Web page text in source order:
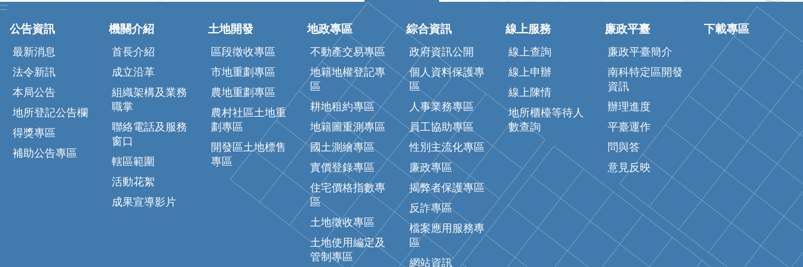
:::
公告資訊
最新消息
法令新訊
本局公告
地所登記公告欄
得獎專區
補助公告專區
機關介紹
首長介紹
成立沿革
組織架構及業務
職掌
聯絡電話及服務
窗口
轄區範圍
活動花絮
成果宣導影片
土地開發
區段徵收專區
市地重劃專區
農地重劃專區
農村社區土地重
劃專區
開發區土地標售
專區
地政專區
不動產交易專區
地籍地權登記專
區
耕地租約專區
地籍圖重測專區
國土測繪專區
實價登錄專區
住宅價格指數專
區
土地徵收專區
土地使用編定及
管制專區
綜合資訊
政府資訊公開
個人資料保護專
區
人事業務專區
員工協助專區
性別主流化專區
廉政專區
揭弊者保護專區
反詐專區
檔案應用服務專
區
網站資訊
線上服務
線上查詢
線上申辦
線上陳情
地所櫃檯等待人
數查詢
廉政平臺
廉政平臺簡介
南科特定區開發
資訊
辦理進度
平臺運作
問與答
意見反映
下載專區